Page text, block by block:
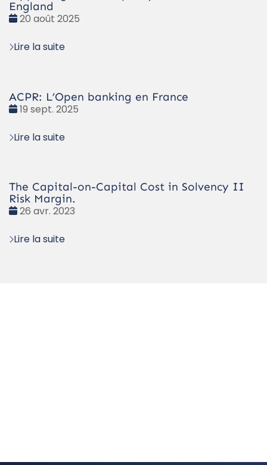
England
Date
20 août 2025
Lire la suite
ACPR: L’Open banking en France
Date
19 sept. 2025
Lire la suite
The Capital-on-Capital Cost in Solvency II
Risk Margin.
Date
26 avr. 2023
Lire la suite